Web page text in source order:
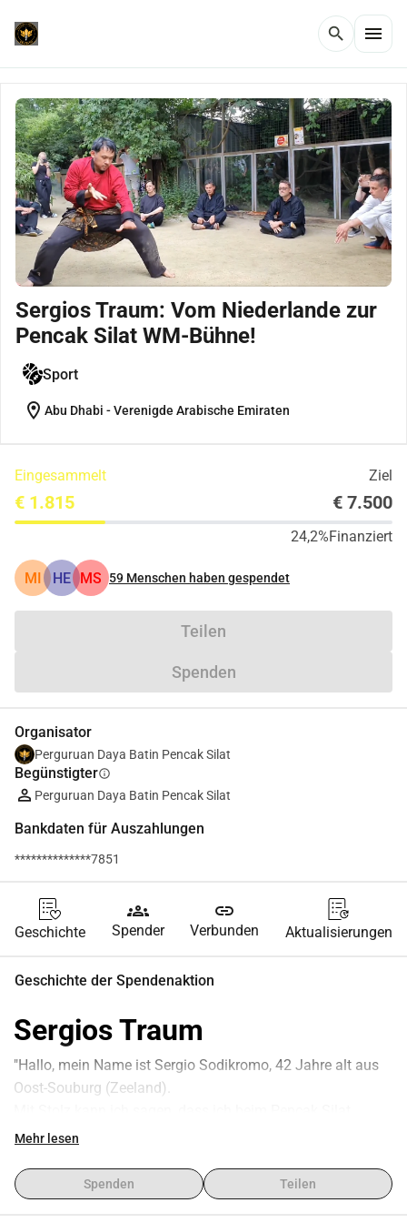
search menu
Sergios Traum: Vom Niederlande zur
Pencak Silat WM-Bühne!
Sport
location_on Abu Dhabi - Verenigde Arabische Emiraten
Eingesammelt Ziel
€ 1.815 € 7.500
24,2%Finanziert
MI HE MS 59 Menschen haben gespendet
Teilen
Spenden
Organisator
Perguruan Daya Batin Pencak Silat
Begünstigterinfo
Perguruan Daya Batin Pencak Silat
Bankdaten für Auszahlungen
**************7851
Geschichte
groups
Spender
link
Verbunden Aktualisierungen
Geschichte der Spendenaktion
Sergios Traum
"Hallo, mein Name ist Sergio Sodikromo, 42 Jahre alt aus
Oost-Souburg (Zeeland).
Weltmeisterschaft in Abu Dhabi dabei sein werde. Eine
niederländische Team anzutreten.
Als Schulleiter von Daya Batin möchte ich auch die Jugend
Mehr lesen
Spenden Teilen